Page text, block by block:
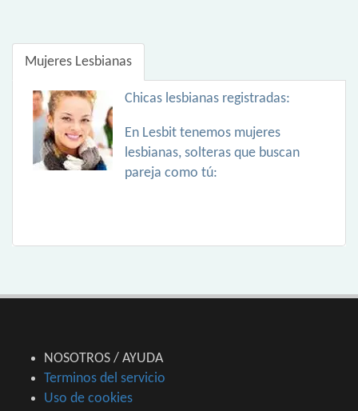
Mujeres Lesbianas
Chicas lesbianas registradas:
En Lesbit tenemos mujeres
lesbianas, solteras que buscan
pareja como tú:
NOSOTROS / AYUDA
Terminos del servicio
Uso de cookies